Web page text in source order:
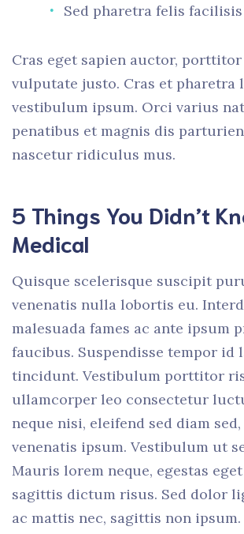
Sed pharetra felis
Cras eget sapien auctor,
vulputate justo. Cras et pharetra
vestibulum ipsum. Orci varius
penatibus et magnis dis
nascetur ridiculus mus.
5 Things You Didn’t
Medical
Quisque scelerisque suscipit
venenatis nulla lobortis eu.
malesuada fames ac ante ipsum
faucibus. Suspendisse tempor id
tincidunt. Vestibulum porttitor
ullamcorper leo consectetur
neque nisi, eleifend sed diam
venenatis ipsum. Vestibulum ut
Mauris lorem neque, egestas
sagittis dictum risus. Sed dolor
ac mattis nec, sagittis non